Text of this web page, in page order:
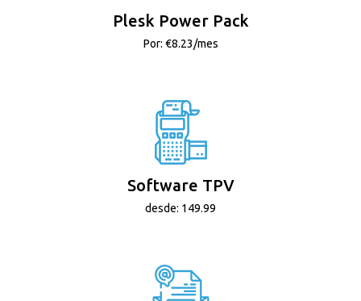
Plesk Power Pack
Por: €8.23/mes
Software TPV
desde: 149.99